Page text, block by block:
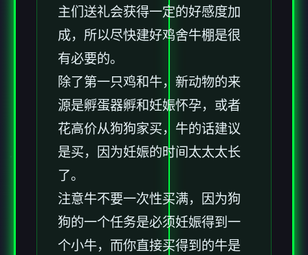
主们送礼会获得一定的好感度加
成，所以尽快建好鸡舍牛棚是很
有必要的。
除了第一只鸡和牛，新动物的来
源是孵蛋器孵和妊娠怀孕，或者
花高价从狗狗家买，牛的话建议
是买，因为妊娠的时间太太太长
了。
注意牛不要一次性买满，因为狗
狗的一个任务是必须妊娠得到一
个小牛，而你直接买得到的牛是